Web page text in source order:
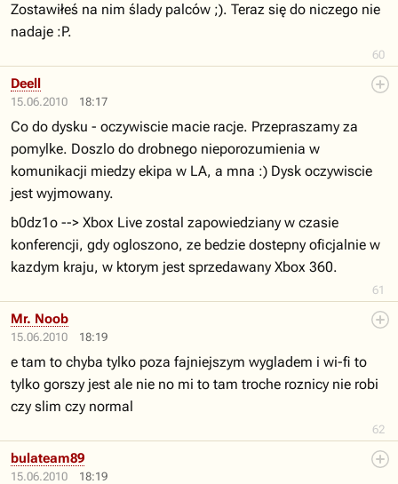
60
Zostawiłeś na nim ślady palców ;). Teraz się do niczego nie
nadaje :P.
15.06.2010 18:17
61
Deell
Co do dysku - oczywiscie macie racje. Przepraszamy za
pomylke. Doszlo do drobnego nieporozumienia w
komunikacji miedzy ekipa w LA, a mna :) Dysk oczywiscie
jest wyjmowany.
b0dz1o --> Xbox Live zostal zapowiedziany w czasie
konferencji, gdy ogloszono, ze bedzie dostepny oficjalnie w
kazdym kraju, w ktorym jest sprzedawany Xbox 360.
15.06.2010 18:19
62
Mr. Noob
e tam to chyba tylko poza fajniejszym wygladem i wi-fi to
tylko gorszy jest ale nie no mi to tam troche roznicy nie robi
czy slim czy normal
15.06.2010 18:19
bulateam89